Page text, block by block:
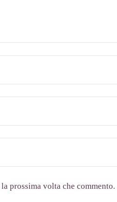
prossima volta che commento.